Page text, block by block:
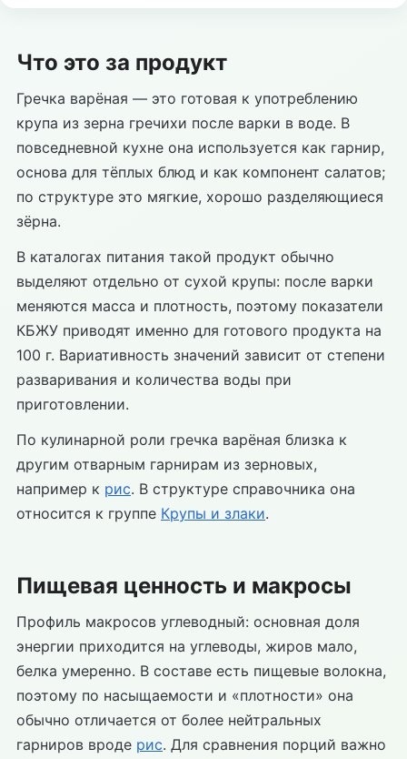
Что это за продукт
Гречка варёная — это готовая к употреблению
крупа из зерна гречихи после варки в воде. В
повседневной кухне она используется как гарнир,
основа для тёплых блюд и как компонент салатов;
по структуре это мягкие, хорошо разделяющиеся
зёрна.
В каталогах питания такой продукт обычно
выделяют отдельно от сухой крупы: после варки
меняются масса и плотность, поэтому показатели
КБЖУ приводят именно для готового продукта на
100 г. Вариативность значений зависит от степени
разваривания и количества воды при
приготовлении.
По кулинарной роли гречка варёная близка к
другим отварным гарнирам из зерновых,
например к рис. В структуре справочника она
относится к группе Крупы и злаки.
Пищевая ценность и макросы
Профиль макросов углеводный: основная доля
энергии приходится на углеводы, жиров мало,
белка умеренно. В составе есть пищевые волокна,
поэтому по насыщаемости и «плотности» она
обычно отличается от более нейтральных
гарниров вроде рис. Для сравнения порций важно